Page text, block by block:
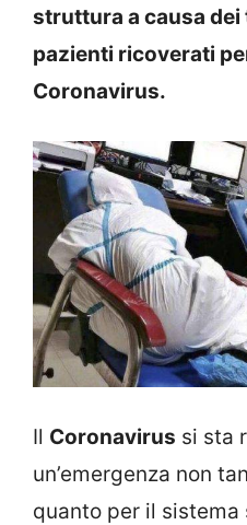
struttura a causa dei
pazienti ricoverati
Coronavirus.
Il Coronavirus si sta
un’emergenza non
quanto per il sistema